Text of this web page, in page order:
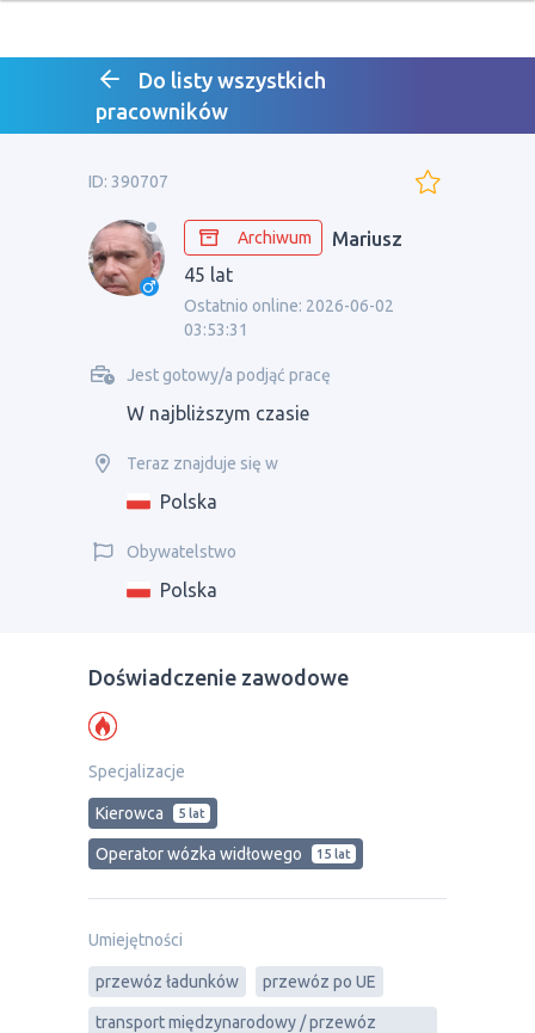
Do listy wszystkich
pracowników
ID: 390707
Archiwum
Mariusz
45 lat
Ostatnio online: 2026-06-02
03:53:31
Jest gotowy/a podjąć pracę
W najbliższym czasie
Teraz znajduje się w
Polska
Obywatelstwo
Polska
Doświadczenie zawodowe
Specjalizacje
Kierowca 5 lat
Operator wózka widłowego 15 lat
Umiejętności
przewóz ładunków przewóz po UE
transport międzynarodowy / przewóz